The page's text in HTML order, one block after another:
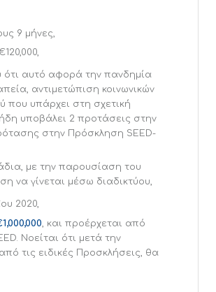
9 μήνες,
αυτό αφορά την πανδημία
αντιμετώπιση κοινωνικών
που υπάρχει στη σχετική
υποβάλει 2 προτάσεις στην
στην Πρόσκληση SEED-
με την παρουσίαση του
να γίνεται μέσω διαδικτύου,
2020,
, και προέρχεται από
Νοείται ότι μετά την
τις ειδικές Προσκλήσεις, θα